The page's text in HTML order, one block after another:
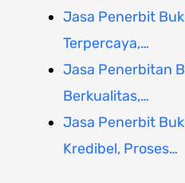
Jasa Penerbit
Terpercaya,…
Jasa Penerbitan
Berkualitas,…
Jasa Penerbit
Kredibel, Proses…